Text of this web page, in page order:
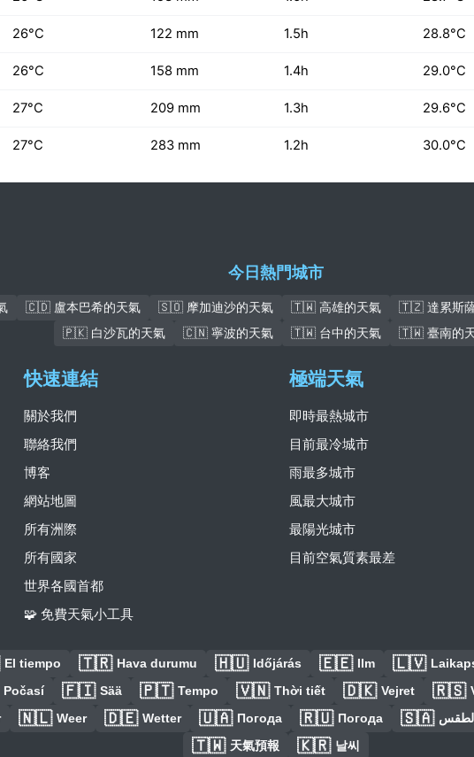
26°C 122 mm 1.5h 28.8°C
26°C 158 mm 1.4h 29.0°C
27°C 209 mm 1.3h 29.6°C
27°C 283 mm 1.2h 30.0°C
今日熱門城市
🇨🇩 盧本巴希的天氣 🇸🇴 摩加迪沙的天氣 🇹🇼 高雄的天氣
🇹🇿 達累斯
🇵🇰 白沙瓦的天氣
🇨🇳 寧波的天氣 🇹🇼 台中的天氣 🇹🇼 臺南的
快速連結
關於我們
聯絡我們
博客
網站地圖
所有洲際
所有國家
世界各國首都
🧩 免費天氣小工具
極端天氣
即時最熱城市
目前最冷城市
雨最多城市
風最大城市
最陽光城市
目前空氣質素最差
El tiempo 🇹🇷 Hava durumu 🇭🇺 Időjárás 🇪🇪 Ilm 🇱🇻
Počasí 🇫🇮 Sää 🇵🇹 Tempo 🇻🇳 Thời tiết 🇩🇰 Vejret 🇷🇸
🇳🇱 Weer 🇩🇪 Wetter 🇺🇦 Погода 🇷🇺 Погода 🇸🇦
🇹🇼 天氣預報 🇰🇷 날씨